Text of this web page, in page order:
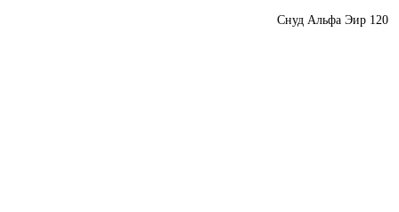
Снуд Альфа Эир 120